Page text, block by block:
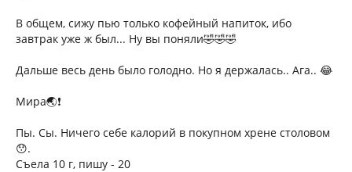
В общем, сижу пью только кофейный напиток, ибо
завтрак уже ж был... Ну вы поняли🤣🤣🤣
Дальше весь день было голодно. Но я держалась.. Ага.. 😂
Мира🌏❗
Пы. Сы. Ничего себе калорий в покупном хрене столовом
😯.
Съела 10 г, пишу - 20